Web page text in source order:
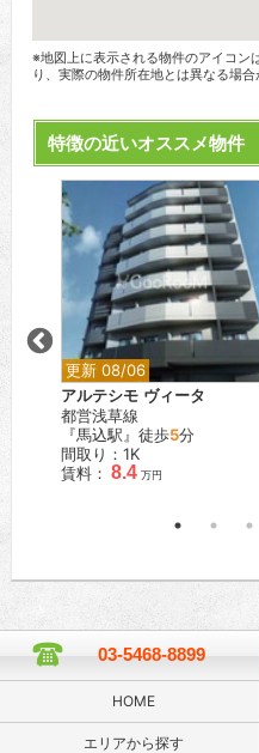
※地図上に表示される物件のアイコン
り、実際の物件所在地とは異なる場合
特徴の近いオススメ物件
更新 08/06
アルテシモ ヴィータ
都営浅草線
『馬込駅』徒歩5分
間取り：1K
賃料： 8.4 万円
03-5468-8899
HOME
エリアから探す